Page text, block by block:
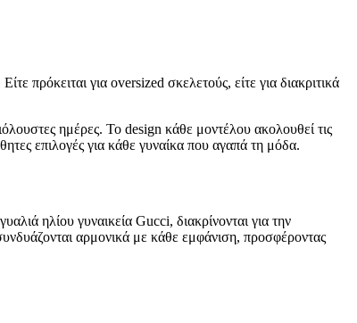
Είτε πρόκειται για oversized σκελετούς, είτε για διακριτικά
ημέρες. Το design κάθε μοντέλου ακολουθεί τις
επιλογές για κάθε γυναίκα που αγαπά τη μόδα.
ηλίου γυναικεία Gucci, διακρίνονται για την
αρμονικά με κάθε εμφάνιση, προσφέροντας